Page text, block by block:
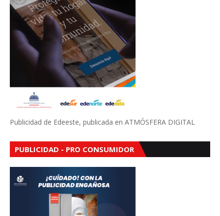
Publicidad de Edeeste, publicada en ATMÓSFERA DIGITAL
PUBLICIDAD - PRO CONSUMIDOR